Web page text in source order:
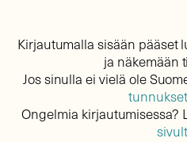
Kirjautumalla sisään pääset
ja näkemään
Jos sinulla ei vielä ole
Ongelmia kirjautumisessa?